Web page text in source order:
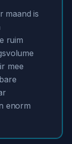
maand is
ruim
mee
enorm